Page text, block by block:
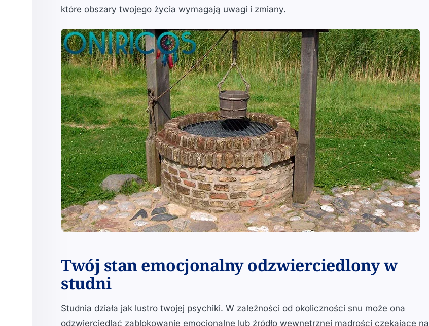
które obszary twojego życia wymagają uwagi i zmiany.
Twój stan emocjonalny odzwierciedlony w
studni
Studnia działa jak lustro twojej psychiki. W zależności od okoliczności snu może ona
odzwierciedlać zablokowanie emocjonalne lub źródło wewnętrznej mądrości czekające na